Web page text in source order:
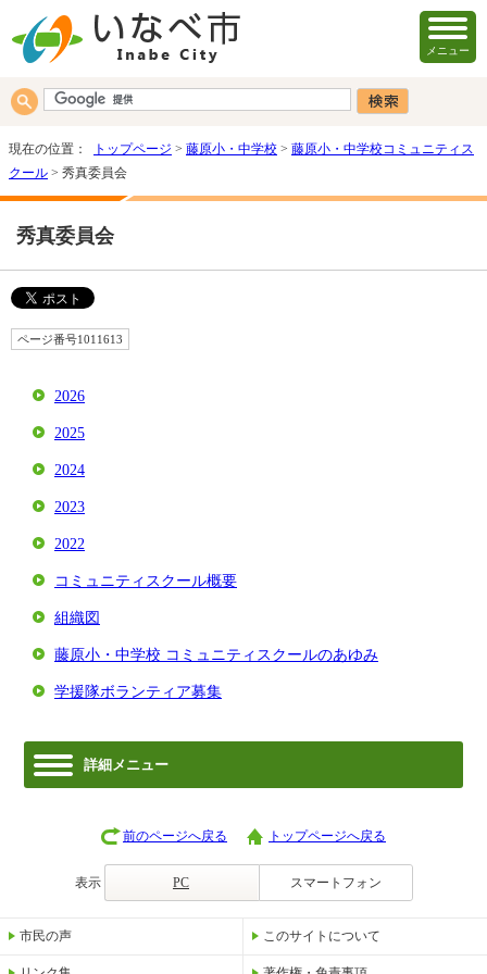
メニュー
現在の位置： トップページ > 藤原小・中学校 > 藤原小・中学校コミュニティス
クール > 秀真委員会
秀真委員会
ページ番号1011613
2026
2025
2024
2023
2022
コミュニティスクール概要
組織図
藤原小・中学校 コミュニティスクールのあゆみ
学援隊ボランティア募集
詳細メニュー
前のページへ戻る トップページへ戻る
表示 PC スマートフォン
市民の声 このサイトについて